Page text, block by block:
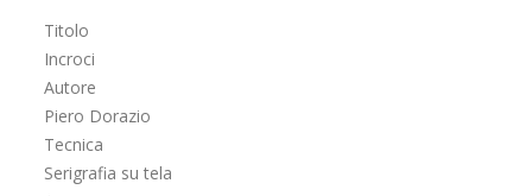
Titolo
Incroci
Autore
Piero Dorazio
Tecnica
Serigrafia su tela